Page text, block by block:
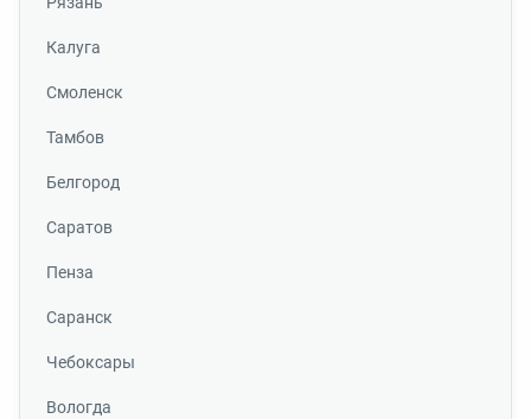
Калуга
Смоленск
Тамбов
Белгород
Саратов
Пенза
Саранск
Чебоксары
Вологда